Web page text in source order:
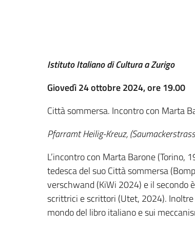
Istituto Italiano di Cultura a Zurigo
Giovedì 24 ottobre 2024, ore 19.00
Città sommersa. Incontro con Marta
Pfarramt Heilig-Kreuz,
L’incontro con Marta Barone (Torino,
tedesca del suo Città sommersa
verschwand (KiWi 2024) e il secondo
scrittrici e scrittori (Utet, 2024).
mondo del libro italiano e sui